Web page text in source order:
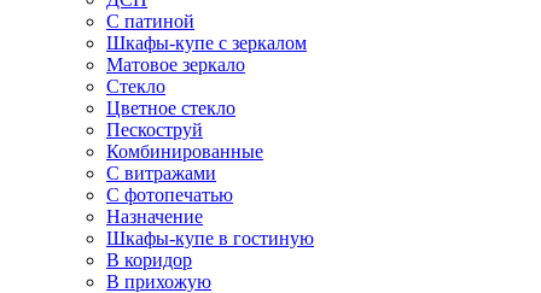
С патиной
Шкафы-купе с зеркалом
Матовое зеркало
Стекло
Цветное стекло
Пескоструй
Комбинированные
С витражами
С фотопечатью
Назначение
Шкафы-купе в гостиную
В коридор
В прихожую